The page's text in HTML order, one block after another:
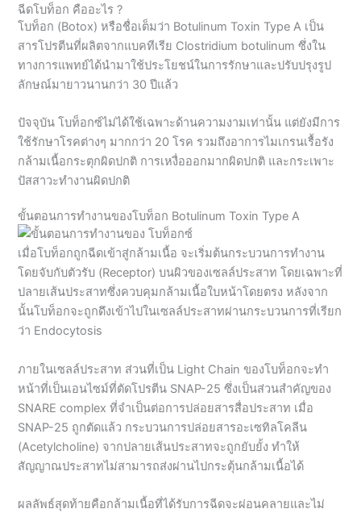
ฉีดโบท็อก คืออะไร ?
โบท็อก (Botox) หรือชื่อเต็มว่า Botulinum Toxin Type A เป็น
สารโปรตีนที่ผลิตจากแบคทีเรีย Clostridium botulinum ซึ่งใน
ทางการแพทย์ได้นำมาใช้ประโยชน์ในการรักษาและปรับปรุงรูป
ลักษณ์มายาวนานกว่า 30 ปีแล้ว
ปัจจุบัน โบท็อกซ์ไม่ได้ใช้เฉพาะด้านความงามเท่านั้น แต่ยังมีการ
ใช้รักษาโรคต่างๆ มากกว่า 20 โรค รวมถึงอาการไมเกรนเรื้อรัง
กล้ามเนื้อกระตุกผิดปกติ การเหงื่อออกมากผิดปกติ และกระเพาะ
ปัสสาวะทำงานผิดปกติ
ขั้นตอนการทำงานของโบท็อก Botulinum Toxin Type A
เมื่อโบท็อกถูกฉีดเข้าสู่กล้ามเนื้อ จะเริ่มต้นกระบวนการทำงาน
โดยจับกับตัวรับ (Receptor) บนผิวของเซลล์ประสาท โดยเฉพาะที่
ปลายเส้นประสาทซึ่งควบคุมกล้ามเนื้อใบหน้าโดยตรง หลังจาก
นั้นโบท็อกจะถูกดึงเข้าไปในเซลล์ประสาทผ่านกระบวนการที่เรียก
ว่า Endocytosis
ภายในเซลล์ประสาท ส่วนที่เป็น Light Chain ของโบท็อกจะทำ
หน้าที่เป็นเอนไซม์ที่ตัดโปรตีน SNAP-25 ซึ่งเป็นส่วนสำคัญของ
SNARE complex ที่จำเป็นต่อการปล่อยสารสื่อประสาท เมื่อ
SNAP-25 ถูกตัดแล้ว กระบวนการปล่อยสารอะเซทิลโคลีน
(Acetylcholine) จากปลายเส้นประสาทจะถูกยับยั้ง ทำให้
สัญญาณประสาทไม่สามารถส่งผ่านไปกระตุ้นกล้ามเนื้อได้
ผลลัพธ์สุดท้ายคือกล้ามเนื้อที่ได้รับการฉีดจะผ่อนคลายและไม่